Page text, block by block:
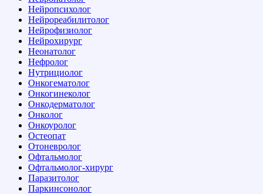
Нейропсихолог
Нейрореабилитолог
Нейрофизиолог
Нейрохирург
Неонатолог
Нефролог
Нутрициолог
Онкогематолог
Онкогинеколог
Онкодерматолог
Онколог
Онкоуролог
Остеопат
Отоневролог
Офтальмолог
Офтальмолог-хирург
Паразитолог
Паркинсонолог